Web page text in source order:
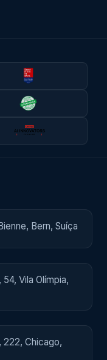
Bern, Suíça
Vila Olímpia,
222, Chicago,